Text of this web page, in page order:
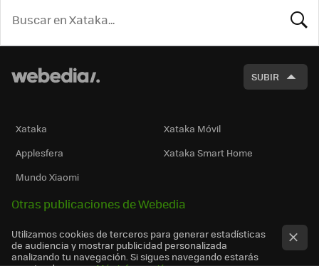
SUBIR
Xataka
Xataka Móvil
Applesfera
Xataka Smart Home
Mundo Xiaomi
Otras publicaciones de Webedia
Utilizamos cookies de terceros para generar estadísticas
de audiencia y mostrar publicidad personalizada
analizando tu navegación. Si sigues navegando estarás